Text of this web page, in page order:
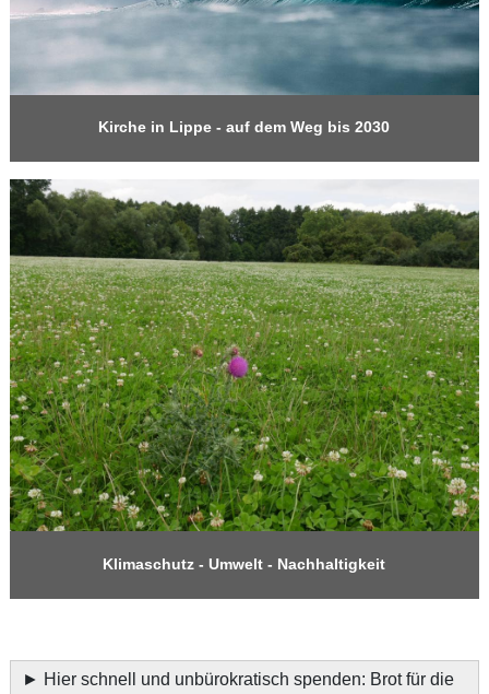
Kirche in Lippe - auf dem Weg bis 2030
Klimaschutz - Umwelt - Nachhaltigkeit
► Hier schnell und unbürokratisch spenden: Brot für die